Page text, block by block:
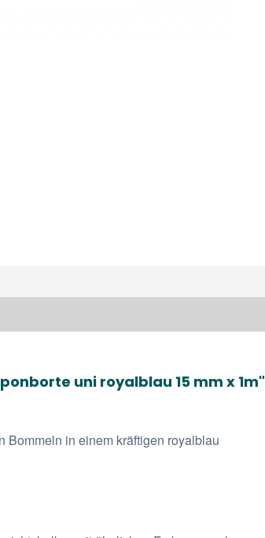
uni royalblau 15 mm x 1m"
Bommeln in einem kräftigen royalblau